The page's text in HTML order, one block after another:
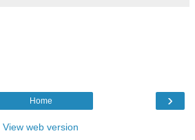
›
Home
View web version